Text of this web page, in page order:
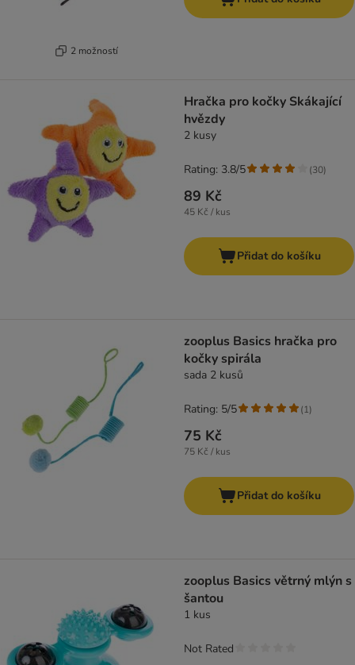
2 možností
Hračka pro kočky Skákající
hvězdy
2 kusy
89 Kč
45 Kč / kus
Rating: 3.8/5 (30)
Přidat do košíku
zooplus Basics hračka pro
kočky spirála
sada 2 kusů
75 Kč
75 Kč / kus
Rating: 5/5 (1)
Přidat do košíku
zooplus Basics větrný mlýn s
šantou
1 kus
Not Rated